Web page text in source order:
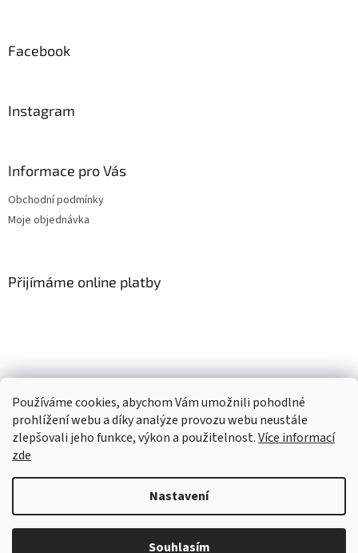
Používáme cookies, abychom Vám umožnili pohodlné
prohlížení webu a díky analýze provozu webu neustále
zlepšovali jeho funkce, výkon a použitelnost.Více informací
zde
Nastavení
Souhlasím
Facebook
Instagram
Informace pro Vás
Obchodní podmínky
Moje objednávka
Přijímáme online platby
Vytvořil Shoptet
Copyright 2026Pěnový svět. Všechna práva vyhrazena.Upravit
sendinblue.page(productDetail, { 'ma_title' : Pěnové podlahové díly |
Pěnové podlahy a puzzle | Celé podlahy Minideckfloor | Celé podlahy
Minideckfloor - sada po 12 ks (3x4), 'ma_url' : Minideckfloor podlaha 12 dílů -
beránek, myška, mráček a duha 230162, 'ma_path' :